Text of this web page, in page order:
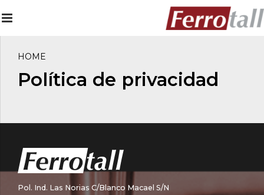
HOME
Política de privacidad
Pol. Ind. Las Norias C/Blanco Macael S/N